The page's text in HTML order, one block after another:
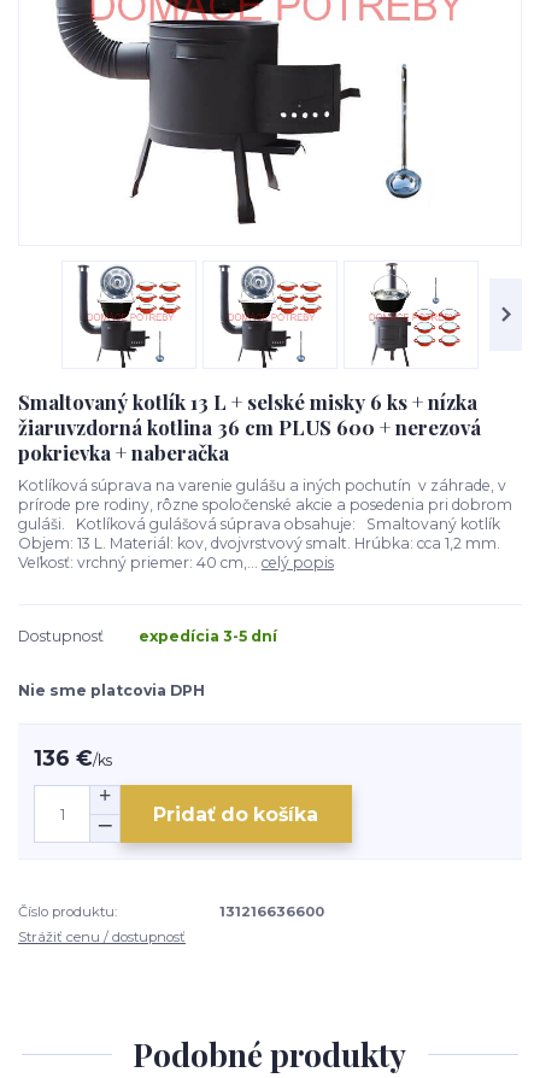
Smaltovaný kotlík 13 L + selské misky 6 ks + nízka
žiaruvzdorná kotlina 36 cm PLUS 600 + nerezová
pokrievka + naberačka
Kotlíková súprava na varenie gulášu a iných pochutín v záhrade, v
prírode pre rodiny, rôzne spoločenské akcie a posedenia pri dobrom
guláši. Kotlíková gulášová súprava obsahuje: Smaltovaný kotlík
Objem: 13 L. Materiál: kov, dvojvrstvový smalt. Hrúbka: cca 1,2 mm.
Veľkosť: vrchný priemer: 40 cm,... celý popis
Dostupnosť expedícia 3-5 dní
Nie sme platcovia DPH
136 €/ks
Pridať do košíka
Číslo produktu:
131216636600
Strážiť cenu / dostupnosť
Podobné produkty